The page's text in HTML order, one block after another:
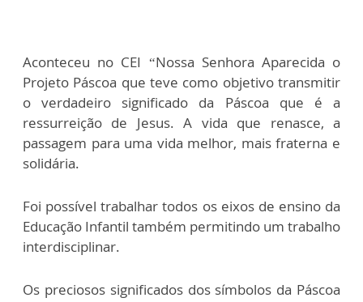
Aconteceu no CEI “Nossa Senhora Aparecida o
Projeto Páscoa que teve como objetivo transmitir
o verdadeiro significado da Páscoa que é a
ressurreição de Jesus. A vida que renasce, a
passagem para uma vida melhor, mais fraterna e
solidária.
Foi possível trabalhar todos os eixos de ensino da
Educação Infantil também permitindo um trabalho
interdisciplinar.
Os preciosos significados dos símbolos da Páscoa